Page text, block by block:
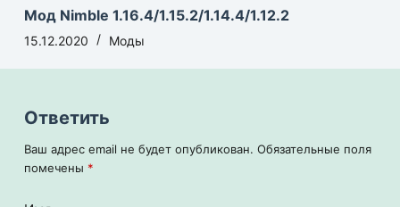
Мод Nimble 1.16.4/1.15.2/1.14.4/1.12.2
15.12.2020 Моды
Ответить
Ваш адрес email не будет опубликован. Обязательные поля
помечены *